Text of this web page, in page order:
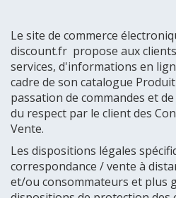
Le site de commerce
discount.fr propose aux
services, d'informations en
cadre de son catalogue
passation de commandes et
du respect par le client des
Vente.
Les dispositions légales
correspondance / vente à
et/ou consommateurs et plus